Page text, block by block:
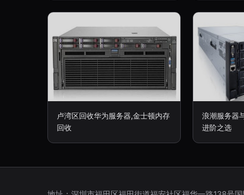
卢湾区回收华为服务器,金士顿内存
回收
浪潮服务器
进阶之选